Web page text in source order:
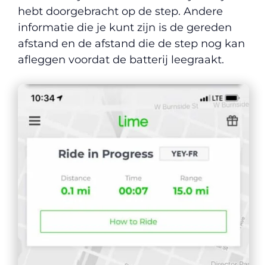
hebt doorgebracht op de step. Andere
informatie die je kunt zijn is de gereden
afstand en de afstand die de step nog kan
afleggen voordat de batterij leegraakt.